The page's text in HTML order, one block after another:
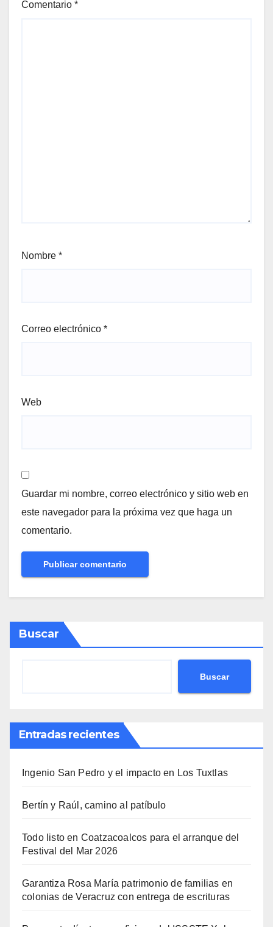
Comentario *
Nombre *
Correo electrónico *
Web
Guardar mi nombre, correo electrónico y sitio web en
este navegador para la próxima vez que haga un
comentario.
Buscar
Buscar
Entradas recientes
Ingenio San Pedro y el impacto en Los Tuxtlas
Bertín y Raúl, camino al patíbulo
Todo listo en Coatzacoalcos para el arranque del
Festival del Mar 2026
Garantiza Rosa María patrimonio de familias en
colonias de Veracruz con entrega de escrituras